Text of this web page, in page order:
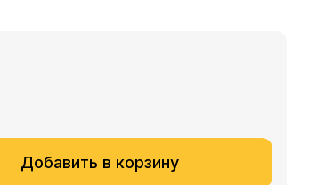
Добавить в корзину